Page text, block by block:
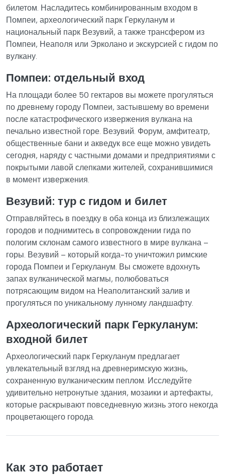
билетом. Насладитесь комбинированным входом в
Помпеи, археологический парк Геркуланум и
национальный парк Везувий, а также трансфером из
Помпеи, Неаполя или Эрколано и экскурсией с гидом по
вулкану.
Помпеи: отдельный вход
На площади более 50 гектаров вы можете прогуляться
по древнему городу Помпеи, застывшему во времени
после катастрофического извержения вулкана на
печально известной горе. Везувий. Форум, амфитеатр,
общественные бани и акведук все еще можно увидеть
сегодня, наряду с частными домами и предприятиями с
покрытыми лавой слепками жителей, сохранившимися
в момент извержения.
Везувий: тур с гидом и билет
Отправляйтесь в поездку в оба конца из близлежащих
городов и поднимитесь в сопровождении гида по
пологим склонам самого известного в мире вулкана –
горы. Везувий – который когда-то уничтожил римские
города Помпеи и Геркуланум. Вы сможете вдохнуть
запах вулканической магмы, полюбоваться
потрясающим видом на Неаполитанский залив и
прогуляться по уникальному лунному ландшафту.
Археологический парк Геркуланум:
входной билет
Археологический парк Геркуланум предлагает
увлекательный взгляд на древнеримскую жизнь,
сохраненную вулканическим пеплом. Исследуйте
удивительно нетронутые здания, мозаики и артефакты,
которые раскрывают повседневную жизнь этого некогда
процветающего города.
Как это работает